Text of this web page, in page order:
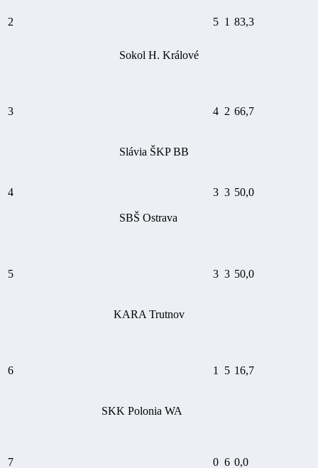
2
Sokol H. Králové
5 1 83,3
3
Slávia ŠKP BB
4 2 66,7
4
SBŠ Ostrava
3 3 50,0
5
KARA Trutnov
3 3 50,0
6
SKK Polonia WA
1 5 16,7
7 0 6 0,0